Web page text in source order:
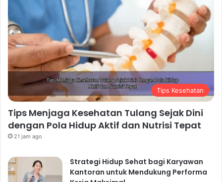
pilihan cerdas.
11. Rajin Periksa Kesehatan:
Deteksi Dini Penyakit
Lakukan pemeriksaan kesehatan secara rutin untuk
mendeteksi dini penyakit.Konsultasikan dengan
dokter secara teraturuntuk melakukan pemeriksaan
kesehatan dan vaksinasi. Deteksi dini penyakit dapat
meningkatkan peluang pengobatan yang sukses.
12. Kelola Berat Badan Ideal:
Hindari Obesitas
Menjaga berat badan ideal sangat penting untuk
kesehatan.
Makan makanan sehat dan berolahraga
Tips Kesehatan
Tips Menjaga Kesehatan Tulang Sejak Dini
dengan Pola Hidup Aktif dan Nutrisi Tepat
21 jam ago
Strategi Hidup Sehat bagi Karyawan
Kantoran untuk Mendukung Performa